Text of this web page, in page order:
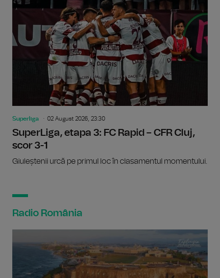
Superliga 02 August 2026, 23:30
SuperLiga, etapa 3: FC Rapid – CFR Cluj,
scor 3-1
Giuleștenii urcă pe primul loc în clasamentul momentului.
Radio România